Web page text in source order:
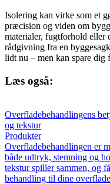
Isolering kan virke som et
præcision og viden om
materialer, fugtforhold eller
rådgivning fra en
lidt nu – men kan spare dig
Læs også:
Overfladebehandlingens
og tekstur
Produkter
Overfladebehandlingen er
både udtryk, stemning og
tekstur spiller sammen, og
behandling til dine